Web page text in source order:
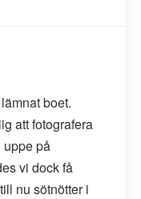
boet.
att fotografera
uppe på
vi dock få
nu sötnötter i